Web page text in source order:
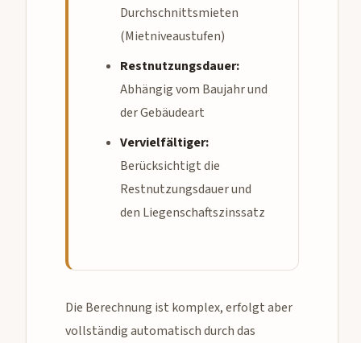
Durchschnittsmieten
(Mietniveaustufen)
Restnutzungsdauer:
Abhängig vom Baujahr und
der Gebäudeart
Vervielfältiger:
Berücksichtigt die
Restnutzungsdauer und
den Liegenschaftszinssatz
Die Berechnung ist komplex, erfolgt aber
vollständig automatisch durch das